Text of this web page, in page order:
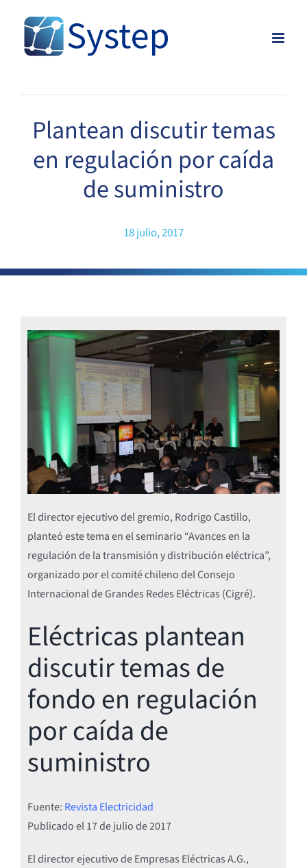
content
Plantean discutir temas
en regulación por caída
de suministro
18 julio, 2017
El director ejecutivo del gremio, Rodrigo Castillo,
planteó este tema en el seminario “Avances en la
regulación de la transmisión y distribución eléctrica”,
organizado por el comité chileno del Consejo
Internacional de Grandes Redes Eléctricas (Cigré).
Eléctricas plantean
discutir temas de
fondo en regulación
por caída de
suministro
Fuente: Revista Electricidad
Publicado el17 de julio de 2017
El director ejecutivo de Empresas Eléctricas A.G.,